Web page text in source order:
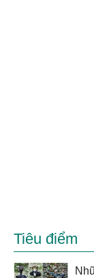
Tiêu điểm